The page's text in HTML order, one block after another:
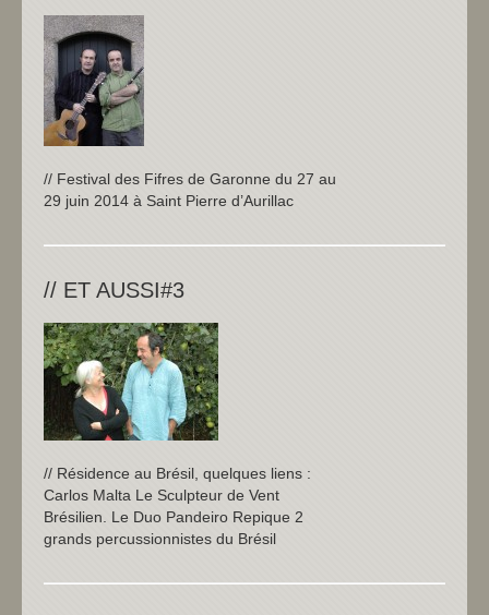
// Festival des Fifres de Garonne du 27 au
29 juin 2014 à Saint Pierre d’Aurillac
// ET AUSSI#3
// Résidence au Brésil, quelques liens :
Carlos Malta Le Sculpteur de Vent
Brésilien. Le Duo Pandeiro Repique 2
grands percussionnistes du Brésil